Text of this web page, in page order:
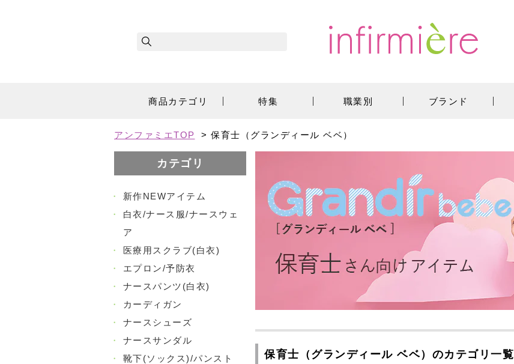
商品カテゴリ 特集 職業別 ブランド
アンファミエTOP > 保育士（グランディール ベベ）
カテゴリ
・
新作NEWアイテム
・
白衣/ナース服/ナースウェ
ア
・
医療用スクラブ(白衣)
・
エプロン/予防衣
・
ナースパンツ(白衣)
・
カーディガン
・
ナースシューズ
・
ナースサンダル
・
靴下(ソックス)/パンスト
保育士（グランディール ベベ）のカテゴリ一覧